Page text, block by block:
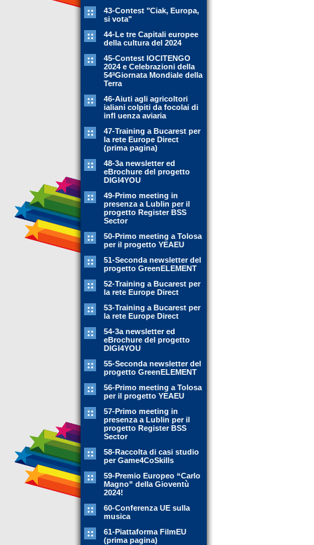
43-Contest "Ciak, Europa,
si vota"
44-Le tre Capitali europee
della cultura del 2024
45-Contest IOCITENGO
2024 e Celebrazioni della
54ªGiornata Mondiale della
Terra
46-Aiuti agli agricoltori
ialiani colpiti da focolai di
infl uenza aviaria
47-Training a Bucarest per
la rete Europe Direct
(prima pagina)
48-3a newsletter ed
eBrochure del progetto
DIGI4YOU
49-Primo meeting in
presenza a Lublin per il
progetto Register BSS
Sector
50-Primo meeting a Tolosa
per il progetto YEAEU
51-Seconda newsletter del
progetto GreenELEMENT
52-Training a Bucarest per
la rete Europe Direct
53-Training a Bucarest per
la rete Europe Direct
54-3a newsletter ed
eBrochure del progetto
DIGI4YOU
55-Seconda newsletter del
progetto GreenELEMENT
56-Primo meeting a Tolosa
per il progetto YEAEU
57-Primo meeting in
presenza a Lublin per il
progetto Register BSS
Sector
58-Raccolta di casi studio
per Game4CoSkills
59-Premio Europeo “Carlo
Magno” della Gioventù
2024!
60-Conferenza UE sulla
musica
61-Piattaforma FilmEU
(prima pagina)